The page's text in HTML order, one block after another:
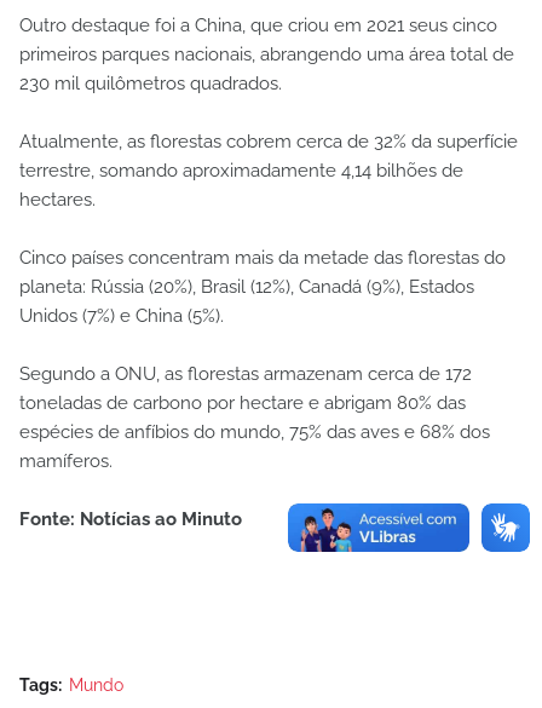
Outro destaque foi a China, que criou em 2021 seus cinco
primeiros parques nacionais, abrangendo uma área total de
230 mil quilômetros quadrados.
Atualmente, as florestas cobrem cerca de 32% da superfície
terrestre, somando aproximadamente 4,14 bilhões de
hectares.
Cinco países concentram mais da metade das florestas do
planeta: Rússia (20%), Brasil (12%), Canadá (9%), Estados
Unidos (7%) e China (5%).
Segundo a ONU, as florestas armazenam cerca de 172
toneladas de carbono por hectare e abrigam 80% das
espécies de anfíbios do mundo, 75% das aves e 68% dos
mamíferos.
Fonte: Notícias ao Minuto
Tags: Mundo